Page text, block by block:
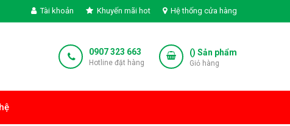
Tài khoản Khuyến mãi hot Hệ thống cửa hàng
0907 323 663
Hotline đặt hàng
() Sản phẩm
Giỏ hàng